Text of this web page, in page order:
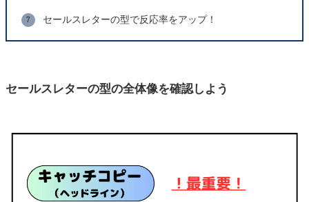
セールスレターの型で反応率をアップ！
セールスレターの型の全体像を確認しよう